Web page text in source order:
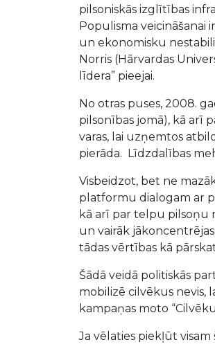
pilsoniskās izglītības
Populisma veicināšanai
un ekonomisku
Norris (Hārvardas
līdera” pieejai.
No otras puses, 2008.
pilsonības jomā), kā arī
varas, lai uzņemtos
pierāda. Līdzdalības
Visbeidzot, bet ne
platformu dialogam ar
kā arī par telpu pilsoņu
un vairāk
tādas vērtības kā
Šādā veidā politiskās
mobilizē cilvēkus nevis,
kampaņas moto
Ja vēlaties piekļūt